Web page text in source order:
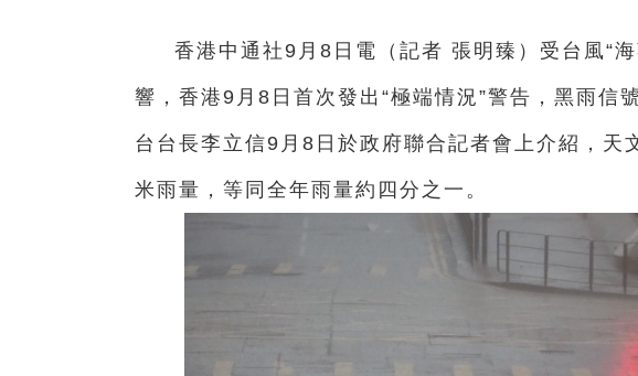
香港中通社9月8日電（記者 張明臻）受台風“
響，香港9月8日首次發出“極端情況”警告，黑雨信
台台長李立信9月8日於政府聯合記者會上介紹，天
米雨量，等同全年雨量約四分之一。